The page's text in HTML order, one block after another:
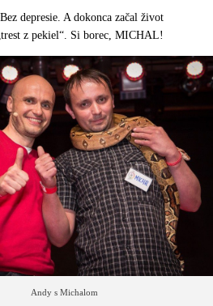
depresie. A dokonca začal život
z pekiel“. Si borec, MICHAL!
Andy s Michalom